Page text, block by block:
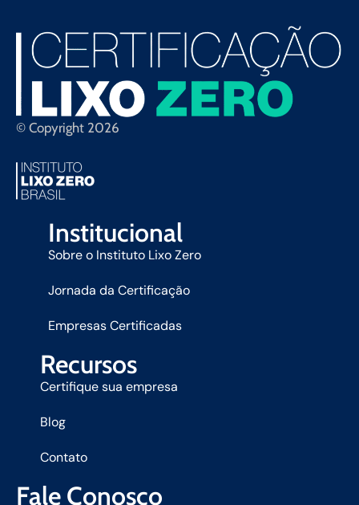
© Copyright 2026
Institucional
Sobre o Instituto Lixo Zero
Jornada da Certificação
Empresas Certificadas
Recursos
Certifique sua empresa
Blog
Contato
Fale Conosco